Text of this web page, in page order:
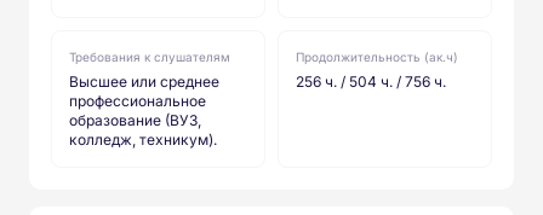
Требования к слушателям
Высшее или среднее
профессиональное
образование (ВУЗ,
колледж, техникум).
Продолжительность (ак.ч)
256 ч. / 504 ч. / 756 ч.